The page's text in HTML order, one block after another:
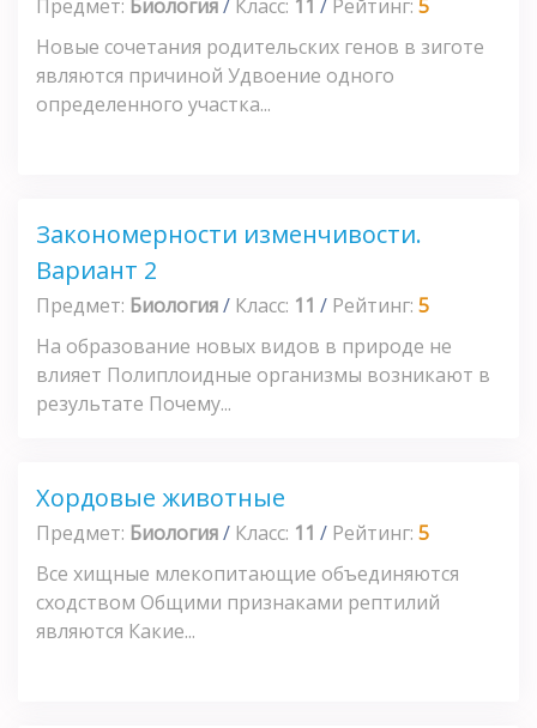
Предмет: Биология/ Класс: 11 / Рейтинг: 5
Новые сочетания родительских генов в зиготе
являются причиной Удвоение одного
определенного участка...
Закономерности изменчивости.
Вариант 2
Предмет: Биология/ Класс: 11 / Рейтинг: 5
На образование новых видов в природе не
влияет Полиплоидные организмы возникают в
результате Почему...
Хордовые животные
Предмет: Биология/ Класс: 11 / Рейтинг: 5
Все хищные млекопитающие объединяются
сходством Общими признаками рептилий
являются Какие...